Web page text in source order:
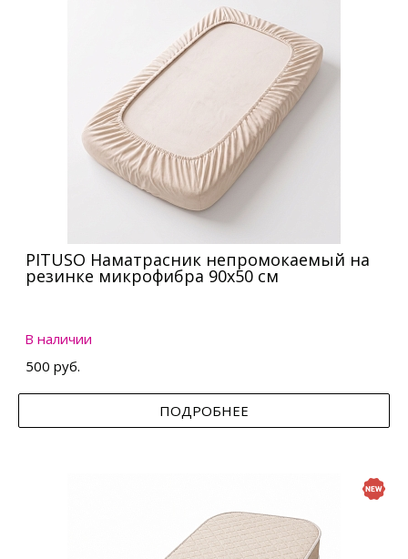
PITUSO Наматрасник непромокаемый на
резинке микрофибра 90х50 см
В наличии
500 руб.
ПОДРОБНЕЕ